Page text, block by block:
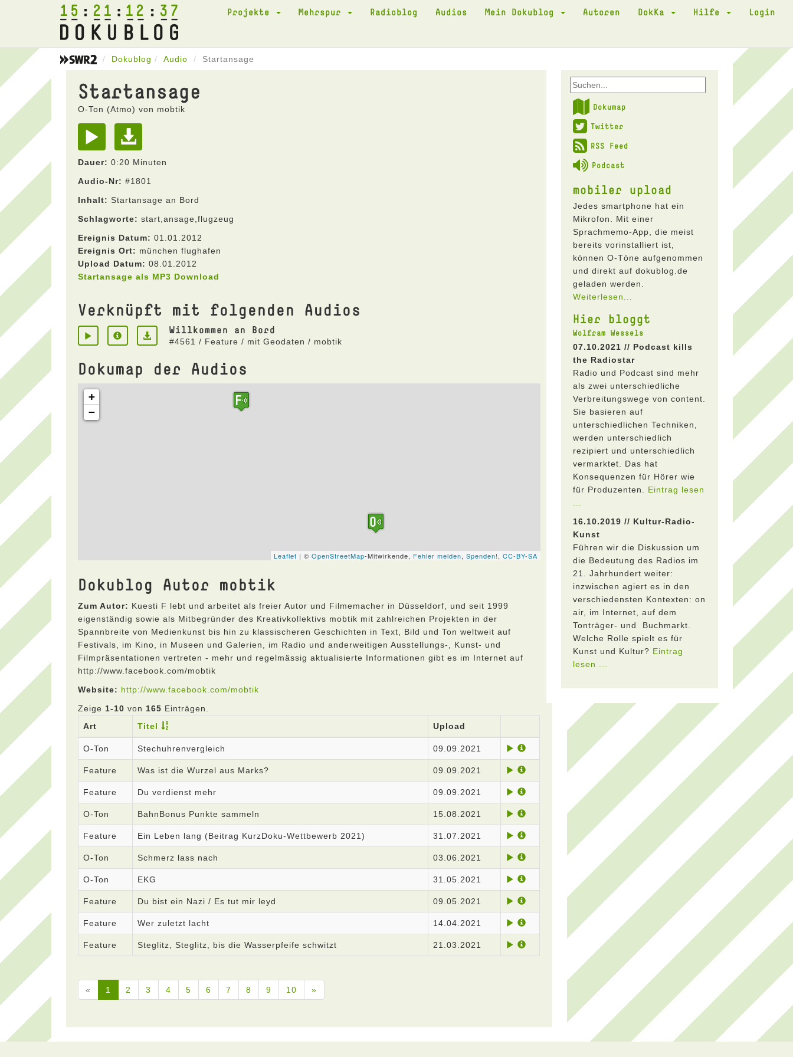
15 21 12 37 Projekte Mehrspur Radioblog Audios Mein Dokublog Autoren DokKa Hilfe Login
Dokublog Audio Startansage
Startansage
O-Ton (Atmo) von mobtik
Dauer: 0:20 Minuten
Audio-Nr: #1801
Inhalt: Startansage an Bord
Schlagworte: start,ansage,flugzeug
Ereignis Datum: 01.01.2012
Ereignis Ort: münchen flughafen
Upload Datum: 08.01.2012
Startansage als MP3 Download
Verknüpft mit folgenden Audios
Willkommen an Bord
#4561 / Feature / mit Geodaten / mobtik
Dokumap der Audios
Dokublog Autor mobtik
Zum Autor: Kuesti F lebt und arbeitet als freier Autor und Filmemacher in Düsseldorf, und seit 1999
eigenständig sowie als Mitbegründer des Kreativkollektivs mobtik mit zahlreichen Projekten in der
Spannbreite von Medienkunst bis hin zu klassischeren Geschichten in Text, Bild und Ton weltweit auf
Festivals, im Kino, in Museen und Galerien, im Radio und anderweitigen Ausstellungs-, Kunst- und
Filmpräsentationen vertreten - mehr und regelmässig aktualisierte Informationen gibt es im Internet auf
http://www.facebook.com/mobtik
Website: http://www.facebook.com/mobtik
Zeige 1-10 von 165 Einträgen.
Art
Titel Upload
O-Ton Stechuhrenvergleich 09.09.2021
Feature Was ist die Wurzel aus Marks? 09.09.2021
Feature Du verdienst mehr 09.09.2021
O-Ton BahnBonus Punkte sammeln 15.08.2021
Feature Ein Leben lang (Beitrag KurzDoku-Wettbewerb 2021) 31.07.2021
O-Ton Schmerz lass nach 03.06.2021
O-Ton EKG 31.05.2021
Feature Du bist ein Nazi / Es tut mir leyd 09.05.2021
Feature Wer zuletzt lacht 14.04.2021
Feature Steglitz, Steglitz, bis die Wasserpfeife schwitzt 21.03.2021
« 1 2 3 4 5 6 7 8 9 10 »
Dokumap
Twitter
RSS Feed
Podcast
mobiler upload
Jedes smartphone hat ein
Mikrofon. Mit einer
Sprachmemo-App, die meist
bereits vorinstalliert ist,
können O-Töne aufgenommen
und direkt auf dokublog.de
geladen werden.
Weiterlesen...
Hier bloggt
Wolfram Wessels
07.10.2021 // Podcast kills
the Radiostar
Radio und Podcast sind mehr
als zwei unterschiedliche
Verbreitungswege von content.
Sie basieren auf
unterschiedlichen Techniken,
werden unterschiedlich
rezipiert und unterschiedlich
vermarktet. Das hat
Konsequenzen für Hörer wie
für Produzenten. Eintrag lesen
16.10.2019 // Kultur-Radio-
Kunst
Führen wir die Diskussion um
die Bedeutung des Radios im
21. Jahrhundert weiter:
inzwischen agiert es in den
verschiedensten Kontexten: on
air, im Internet, auf dem
Tonträger- und Buchmarkt.
Welche Rolle spielt es für
Kunst und Kultur? Eintrag
lesen ...